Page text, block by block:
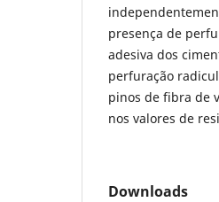
presença de
adesiva dos
perfuração
pinos de fibra de
nos valores de
Downloads